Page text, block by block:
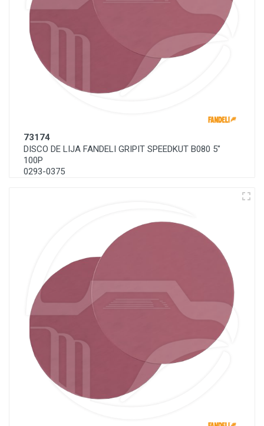
73174
DISCO DE LIJA FANDELI GRIPIT SPEEDKUT B080 5"
100P
0293-0375